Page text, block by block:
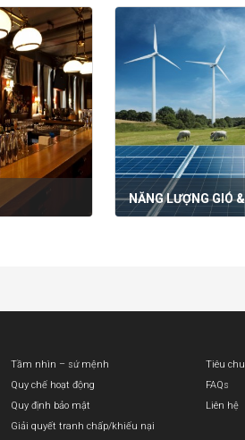
NĂNG LƯỢNG GIÓ
Tầm nhìn – sứ mệnh
Quy chế hoạt động
Quy định bảo mật
Giải quyết tranh chấp/khiếu nại
Tiêu
FAQs
Liên hệ